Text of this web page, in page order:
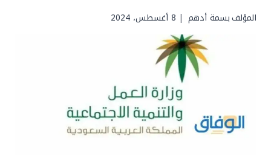
المؤلفبسمة أدهم 8 أغسطس، 2024